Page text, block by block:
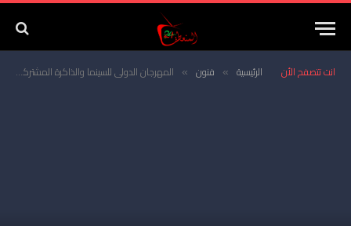
انت تتصفح الأن الرئيسية » فنون » المهرجان الدولي للسينما والذاكرة المشتركة يفتتح فعالياته بتكريم الهند ضيفة الشرف